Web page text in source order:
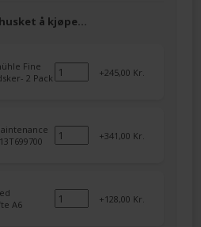
å kjøpe…
Fine
2 Pack
245,00 Kr.
341,00 Kr.
A6
128,00 Kr.